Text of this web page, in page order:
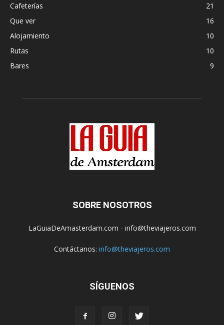
Cafeterías
21
Que ver
16
Alojamiento
10
Rutas
10
Bares
9
SOBRE NOSOTROS
LaGuiaDeAmasterdam.com - info@theviajeros.com
Contáctanos: info@theviajeros.com
SÍGUENOS